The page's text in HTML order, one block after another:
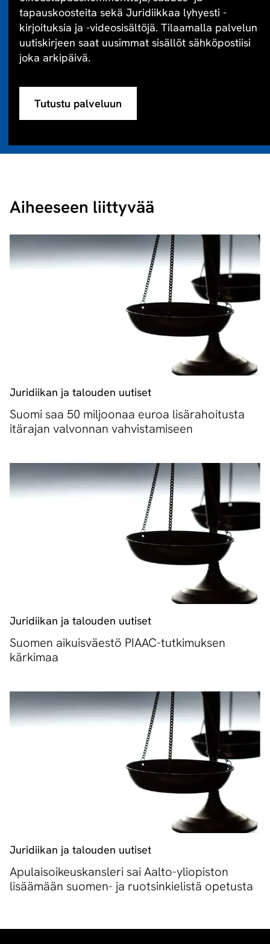
tapauskoosteita sekä Juridiikkaa lyhyesti -
kirjoituksia ja -videosisältöjä. Tilaamalla palvelun
uutiskirjeen saat uusimmat sisällöt sähköpostiisi
joka arkipäivä.
Tutustu palveluun
Aiheeseen liittyvää
Juridiikan ja talouden uutiset
Suomi saa 50 miljoonaa euroa lisärahoitusta
itärajan valvonnan vahvistamiseen
Juridiikan ja talouden uutiset
Suomen aikuisväestö PIAAC-tutkimuksen
kärkimaa
Juridiikan ja talouden uutiset
Apulaisoikeuskansleri sai Aalto-yliopiston
lisäämään suomen- ja ruotsinkielistä opetusta